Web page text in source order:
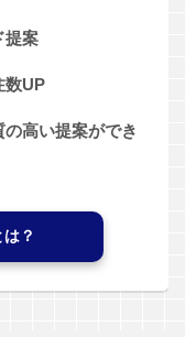
提案
数UP
高い提案ができ
？